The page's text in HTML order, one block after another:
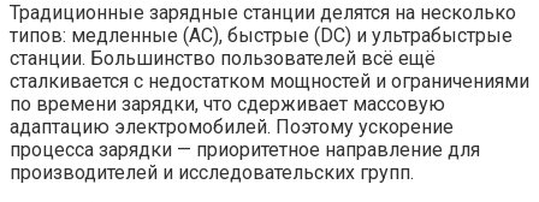
Традиционные зарядные станции делятся на несколько
типов: медленные (AC), быстрые (DC) и ультрабыстрые
станции. Большинство пользователей всё ещё
сталкивается с недостатком мощностей и ограничениями
по времени зарядки, что сдерживает массовую
адаптацию электромобилей. Поэтому ускорение
процесса зарядки — приоритетное направление для
производителей и исследовательских групп.